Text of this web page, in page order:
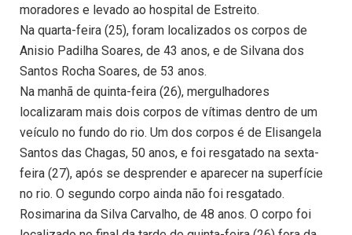
moradores e levado ao hospital de Estreito.
Na quarta-feira (25), foram localizados os corpos de
Anisio Padilha Soares, de 43 anos, e de Silvana dos
Santos Rocha Soares, de 53 anos.
Na manhã de quinta-feira (26), mergulhadores
localizaram mais dois corpos de vítimas dentro de um
veículo no fundo do rio. Um dos corpos é de Elisangela
Santos das Chagas, 50 anos, e foi resgatado na sexta-
feira (27), após se desprender e aparecer na superfície
no rio. O segundo corpo ainda não foi resgatado.
Rosimarina da Silva Carvalho, de 48 anos. O corpo foi